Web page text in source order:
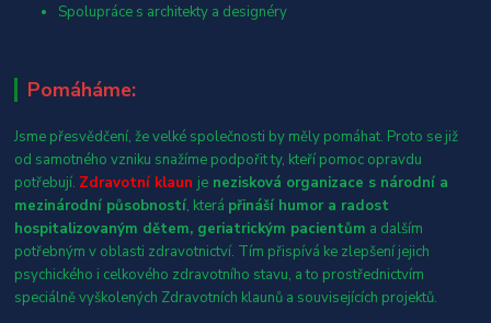
Spolupráce s architekty a designéry
Pomáháme:
Jsme přesvědčení, že velké společnosti by měly pomáhat. Proto se již
od samotného vzniku snažíme podpořit ty, kteří pomoc opravdu
potřebují. Zdravotní klaun je nezisková organizace s národní a
mezinárodní působností, která přináší humor a radost
hospitalizovaným dětem, geriatrickým pacientům a dalším
potřebným v oblasti zdravotnictví. Tím přispívá ke zlepšení jejich
psychického i celkového zdravotního stavu, a to prostřednictvím
speciálně vyškolených Zdravotních klaunů a souvisejících projektů.